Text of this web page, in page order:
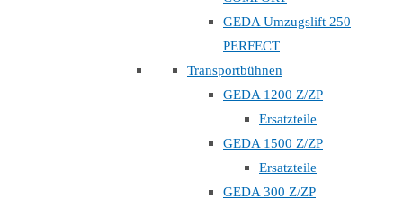
GEDA Umzugslift 250
PERFECT
Transportbühnen
GEDA 1200 Z/ZP
Ersatzteile
GEDA 1500 Z/ZP
Ersatzteile
GEDA 300 Z/ZP